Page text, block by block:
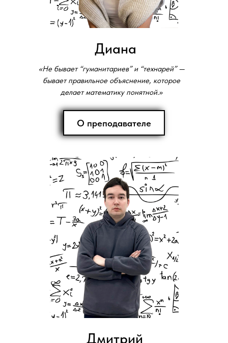
«Не бывает “гуманитариев” и “технарей” —
бывает правильное объяснение, которое
делает математику понятной.»
Диана
Дмитрий
О преподавателе